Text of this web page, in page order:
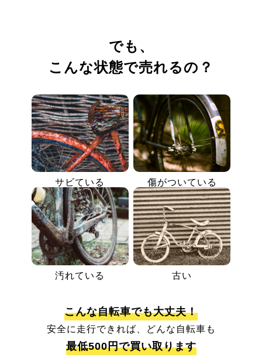
でも、
こんな状態で売れるの？
サビている 傷がついている
汚れている 古い
こんな自転車でも大丈夫！
安全に走行できれば、どんな自転車も
最低500円で買い取ります